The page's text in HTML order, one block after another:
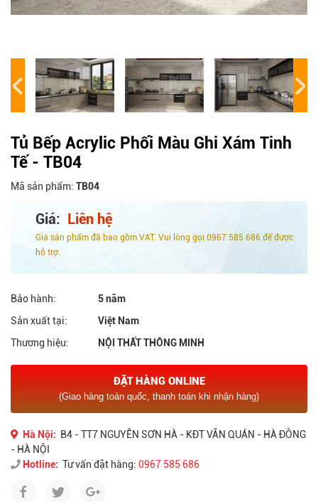
Tủ Bếp Acrylic Phối Màu Ghi Xám Tinh
Tế - TB04
Mã sản phẩm: TB04
Giá: Liên hệ
Giá sản phẩm đã bao gồm VAT. Vui lòng gọi 0967 585 686 để được
hỗ trợ.
Bảo hành:
5 năm
Sản xuất tại:
Việt Nam
Thương hiệu:
NỘI THẤT THÔNG MINH
ĐẶT HÀNG ONLINE
(Giao hàng toàn quốc, thanh toán khi nhận hàng)
Hà Nội: B4 - TT7 NGUYỄN SƠN HÀ - KĐT VĂN QUÁN - HÀ ĐÔNG
- HÀ NỘI
Hotline: Tư vấn đặt hàng: 0967 585 686